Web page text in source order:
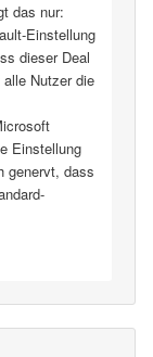
das nur:
Einstellung
dieser Deal
Nutzer die
Einstellung
genervt, dass